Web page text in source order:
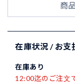
商
在庫状況 / お支
在庫あり
12:00迄のご注文